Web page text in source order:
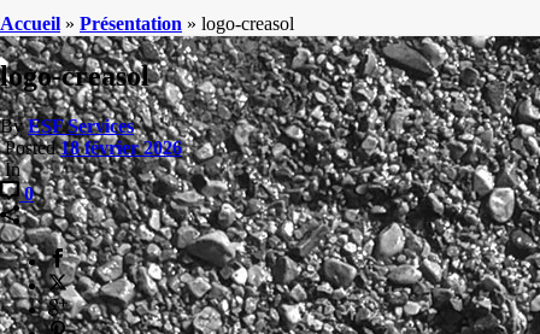
Accueil » Présentation » logo-creasol
logo-creasol
ByESF Services
Posted18 février 2026
In
0